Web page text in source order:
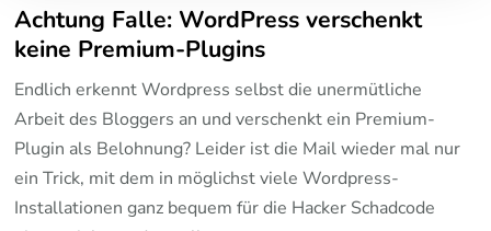
Achtung Falle: WordPress verschenkt
keine Premium-Plugins
Endlich erkennt Wordpress selbst die unermütliche
Arbeit des Bloggers an und verschenkt ein Premium-
Plugin als Belohnung? Leider ist die Mail wieder mal nur
ein Trick, mit dem in möglichst viele Wordpress-
Installationen ganz bequem für die Hacker Schadcode